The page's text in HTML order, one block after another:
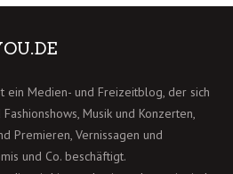
ein Medien- und Freizeitblog, der sich
Musik und Konzerten,
Premieren, Vernissagen und
und Co. beschäftigt.